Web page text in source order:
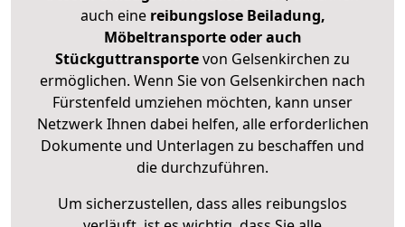
auch eine reibungslose Beiladung,
Möbeltransporte oder auch
Stückguttransportevon Gelsenkirchen zu
ermöglichen. Wenn Sie von Gelsenkirchen nach
Fürstenfeld umziehen möchten, kann unser
Netzwerk Ihnen dabei helfen, alle erforderlichen
Dokumente und Unterlagen zu beschaffen und
die durchzuführen.
Um sicherzustellen, dass alles reibungslos